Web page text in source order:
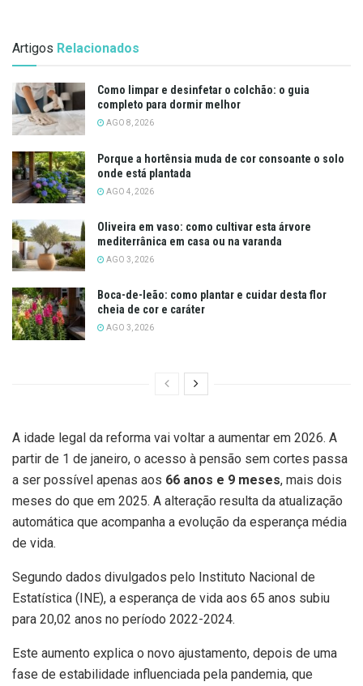
Artigos Relacionados
Como limpar e desinfetar o colchão: o guia
completo para dormir melhor
AGO 8, 2026
Porque a hortênsia muda de cor consoante o solo
onde está plantada
AGO 4, 2026
Oliveira em vaso: como cultivar esta árvore
mediterrânica em casa ou na varanda
AGO 3, 2026
Boca-de-leão: como plantar e cuidar desta flor
cheia de cor e caráter
AGO 3, 2026
A idade legal da reforma vai voltar a aumentar em 2026. A
partir de 1 de janeiro, o acesso à pensão sem cortes passa
a ser possível apenas aos 66 anos e 9 meses, mais dois
meses do que em 2025. A alteração resulta da atualização
automática que acompanha a evolução da esperança média
de vida.
Segundo dados divulgados pelo Instituto Nacional de
Estatística (INE), a esperança de vida aos 65 anos subiu
para 20,02 anos no período 2022-2024.
Este aumento explica o novo ajustamento, depois de uma
fase de estabilidade influenciada pela pandemia, que